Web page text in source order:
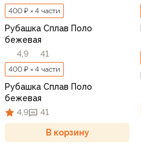
400 ₽ × 4 части
Рубашка Сплав Поло
бежевая
4,9
41
400 ₽ × 4 части
Рубашка Сплав Поло
бежевая
4,9
41
В корзину